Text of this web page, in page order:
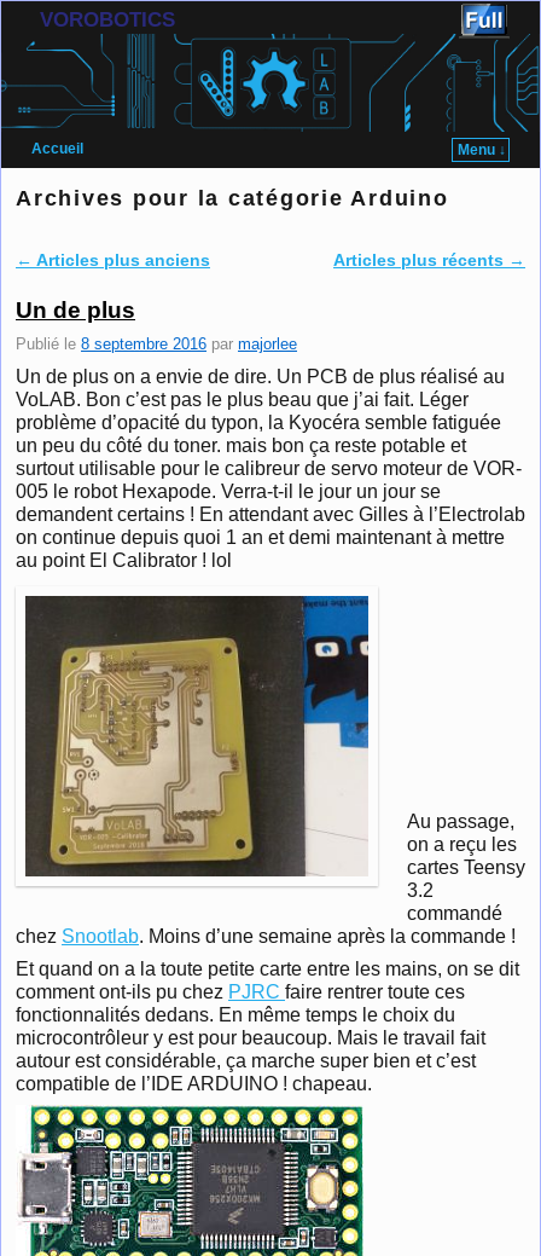
VOROBOTICS
Accueil
Menu ↓
Archives pour la catégorie Arduino
Navigation des articles
← Articles plus anciens Articles plus récents →
Un de plus
Publié le 8 septembre 2016 par majorlee
Un de plus on a envie de dire. Un PCB de plus réalisé au
VoLAB. Bon c’est pas le plus beau que j’ai fait. Léger
problème d’opacité du typon, la Kyocéra semble fatiguée
un peu du côté du toner. mais bon ça reste potable et
surtout utilisable pour le calibreur de servo moteur de VOR-
005 le robot Hexapode. Verra-t-il le jour un jour se
demandent certains ! En attendant avec Gilles à l’Electrolab
on continue depuis quoi 1 an et demi maintenant à mettre
au point El Calibrator ! lol
Au passage,
on a reçu les
cartes Teensy
3.2
commandé
chez Snootlab. Moins d’une semaine après la commande !
Et quand on a la toute petite carte entre les mains, on se dit
comment ont-ils pu chez PJRC faire rentrer toute ces
fonctionnalités dedans. En même temps le choix du
microcontrôleur y est pour beaucoup. Mais le travail fait
autour est considérable, ça marche super bien et c’est
compatible de l’IDE ARDUINO ! chapeau.